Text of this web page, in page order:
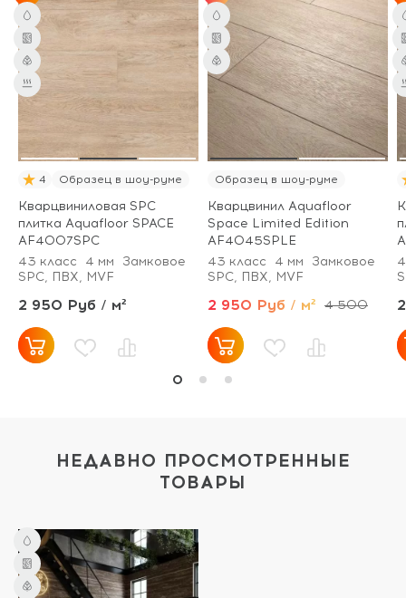
4 Образец в шоу-руме
Кварцвиниловая SPC
плитка Aquafloor SPACE
AF4007SPC
43 класс
4 мм
Замковое
SPC, ПВХ, MVF
2 950 Руб / м²
Образец в шоу-руме
Кварцвинил Aquafloor
Space Limited Edition
AF4045SPLE
43 класс
4 мм
Замковое
SPC, ПВХ, MVF
2 950 Руб / м² 4 500
НЕДАВНО ПРОСМОТРЕННЫЕ
ТОВАРЫ